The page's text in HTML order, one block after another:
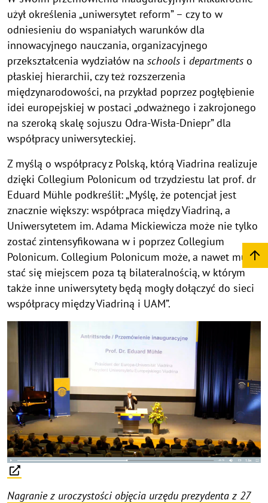
użył określenia „uniwersytet reform” – czy to w
odniesieniu do wspaniałych warunków dla
innowacyjnego nauczania, organizacyjnego
przekształcenia wydziałów na schools i departments o
płaskiej hierarchii, czy też rozszerzenia
międzynarodowości, na przykład poprzez pogłębienie
idei europejskiej w postaci „odważnego i zakrojonego
na szeroką skalę sojuszu Odra-Wisła-Dniepr” dla
współpracy uniwersyteckiej.
Z myślą o współpracy z Polską, którą Viadrina realizuje
dzięki Collegium Polonicum od trzydziestu lat prof. dr
Eduard Mühle podkreślił: „Myślę, że potencjał jest
znacznie większy: współpraca między Viadriną, a
Uniwersytetem im. Adama Mickiewicza może nie tylko
zostać zintensyfikowana w i poprzez Collegium
Polonicum. Collegium Polonicum może, a nawet musi,
stać się miejscem poza tą bilateralnością, w którym
także inne uniwersytety będą mogły dołączyć do sieci
współpracy między Viadriną i UAM”.
Nagranie z uroczystości objęcia urzędu prezydenta z 27